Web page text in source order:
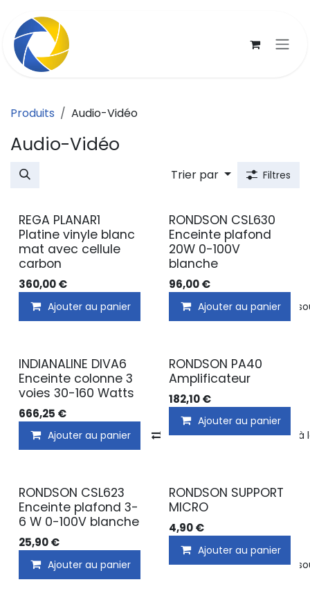
Produits Audio-Vidéo
Audio-Vidéo
Trier par Filtres
REGA PLANAR1
Platine vinyle blanc
mat avec cellule
carbon
360,00€
Ajouter au panier Ajouter à la liste de
RONDSON CSL630
Enceinte plafond
20W 0-100V
blanche
96,00€
Ajouter au panier
INDIANALINE DIVA6
Enceinte colonne 3
voies 30-160 Watts
666,25 €
Ajouter au panier Comparer Ajouter à
RONDSON PA40
Amplificateur
182,10€
Ajouter au panier
RONDSON CSL623
Enceinte plafond 3-
6 W 0-100V blanche
25,90€
Ajouter au panier Ajouter à la liste de
RONDSON SUPPORT
MICRO
4,90€
Ajouter au panier